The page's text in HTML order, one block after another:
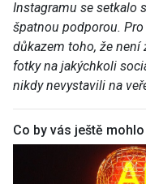
Instagramu se setkalo
špatnou podporou.
důkazem toho, že
fotky na jakýchkoli
nikdy nevystavili na
Co by vás ještě